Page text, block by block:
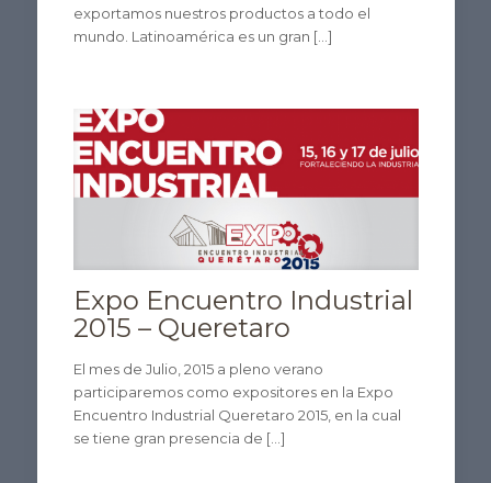
exportamos nuestros productos a todo el
mundo. Latinoamérica es un gran […]
Expo Encuentro Industrial
2015 – Queretaro
El mes de Julio, 2015 a pleno verano
participaremos como expositores en la Expo
Encuentro Industrial Queretaro 2015, en la cual
se tiene gran presencia de […]